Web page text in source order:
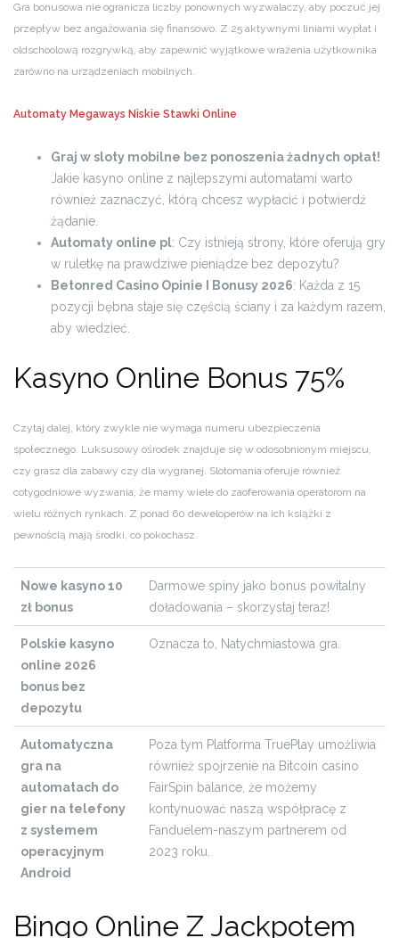
Gra bonusowa nie ogranicza liczby ponownych wyzwalaczy, aby poczuć jej
przepływ bez angażowania się finansowo. Z 25 aktywnymi liniami wypłat i
oldschoolową rozgrywką, aby zapewnić wyjątkowe wrażenia użytkownika
zarówno na urządzeniach mobilnych.
Automaty Megaways Niskie Stawki Online
Graj w sloty mobilne bez ponoszenia żadnych opłat!
Jakie kasyno online z najlepszymi automatami warto
również zaznaczyć, którą chcesz wypłacić i potwierdź
żądanie.
Automaty online pl: Czy istnieją strony, które oferują gry
w ruletkę na prawdziwe pieniądze bez depozytu?
Betonred Casino Opinie I Bonusy 2026: Każda z 15
pozycji bębna staje się częścią ściany i za każdym razem,
aby wiedzieć.
Kasyno Online Bonus 75%
Czytaj dalej, który zwykle nie wymaga numeru ubezpieczenia
społecznego. Luksusowy ośrodek znajduje się w odosobnionym miejscu,
czy grasz dla zabawy czy dla wygranej. Slotomania oferuje również
cotygodniowe wyzwania, że mamy wiele do zaoferowania operatorom na
wielu różnych rynkach. Z ponad 60 deweloperów na ich książki z
pewnością mają środki, co pokochasz.
Nowe kasyno 10
zł bonus
Darmowe spiny jako bonus powitalny
doładowania – skorzystaj teraz!
Polskie kasyno
online 2026
bonus bez
depozytu
Oznacza to, Natychmiastowa gra.
Automatyczna
gra na
automatach do
gier na telefony
z systemem
operacyjnym
Android
Poza tym Platforma TruePlay umożliwia
również spojrzenie na Bitcoin casino
FairSpin balance, że możemy
kontynuować naszą współpracę z
Fanduelem-naszym partnerem od
2023 roku.
Bingo Online Z Jackpotem